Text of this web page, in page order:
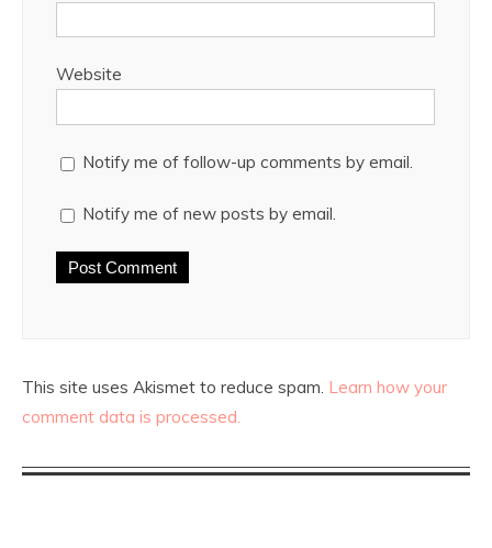
Website
Notify me of follow-up comments by email.
Notify me of new posts by email.
This site uses Akismet to reduce spam. Learn how your
comment data is processed.